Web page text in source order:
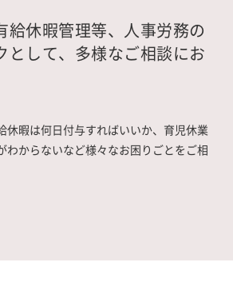
給休暇管理等、人事労務の
として、多様なご相談にお
休暇は何日付与すればいいか、育児休業
わからないなど様々なお困りごとをご相